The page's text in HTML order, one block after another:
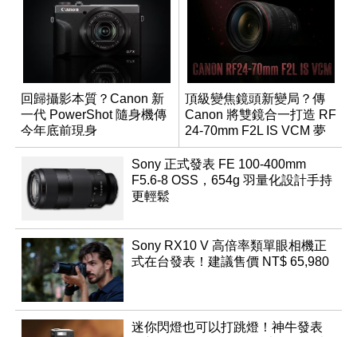
回歸攝影本質？Canon 新
一代 PowerShot 隨身機傳
今年底前現身
頂級變焦鏡頭新變局？傳
Canon 將雙鏡合一打造 RF
24-70mm F2L IS VCM 夢
幻規格
Sony 正式發表 FE 100-400mm
F5.6-8 OSS，654g 羽量化設計手持
更輕鬆
Sony RX10 V 高倍率類單眼相機正
式在台發表！建議售價 NT$ 65,980
迷你閃燈也可以打跳燈！神牛發表